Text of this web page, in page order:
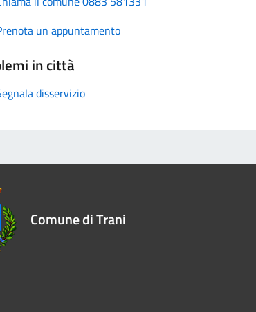
un appuntamento
in città
disservizio
Comune di Trani